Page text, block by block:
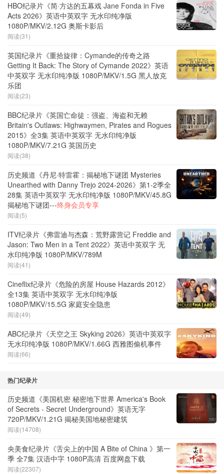
HBO纪录片《简·方达的五幕戏 Jane Fonda in Five
Acts 2026》英语中英双字 无水印纯净版
1080P/MKV/2.12G 奥斯卡影后
阅读(31)
英国纪录片《重拾旋律：Cymande的传奇之路
Getting It Back: The Story of Cymande 2022》英语
中英双字 无水印纯净版 1080P/MKV/1.5G 黑人放克
乐团
阅读(23)
BBC纪录片《英国亡命徒：强盗、海盗和无赖
Britain's Outlaws: Highwaymen, Pirates and Rogues
2015》全3集 英语中英双字 无水印纯净版
1080P/MKV/7.21G 英国历史
阅读(38)
历史频道《丹尼·特雷霍：揭秘地下谜团 Mysteries
Unearthed with Danny Trejo 2024-2026》第1-2季全
28集 英语中英双字 无水印纯净版 1080P/MKV/45.8G
揭秘地下谜团---终身会员专享
阅读(5)
ITV纪录片《弗雷迪与杰森：荒野露营记 Freddie and
Jason: Two Men in a Tent 2022》英语中英双字 无
水印纯净版 1080P/MKV/789M
阅读(41)
Cineflix纪录片《危险的房屋 House Hazards 2012》
全13集 英语中英双字 无水印纯净版
1080P/MKV/15.5G 家庭安全隐患
阅读(49)
ABC纪录片《天空之王 Skyking 2026》英语中英双字
无水印纯净版 1080P/MKV/1.66G 西雅图偷机事件
阅读(66)
热门纪录片
历史频道《美国机密 秘密地下世界 America's Book
of Secrets - Secret Underground》英语无字
720P/MKV/1.21G 揭秘美国地秘密建筑
阅读(14708)
央美食纪录片《舌尖上的中国 A Bite of China 》第一
季 全7集 汉语中字 1080P高清 百度网盘下载
阅读(22307)